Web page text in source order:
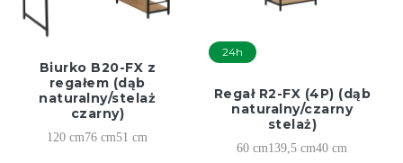
Biurko B20-FX z
regałem (dąb
naturalny/stelaż
czarny)
120 cm76 cm51 cm
24h
Regał R2-FX (4P) (dąb
naturalny/czarny
stelaż)
60 cm139,5 cm40 cm